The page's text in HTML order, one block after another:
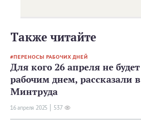
Также читайте
ПЕРЕНОСЫ РАБОЧИХ ДНЕЙ
Для кого 26 апреля не будет
рабочим днем, рассказали в
Минтруда
16 апреля 2025 537